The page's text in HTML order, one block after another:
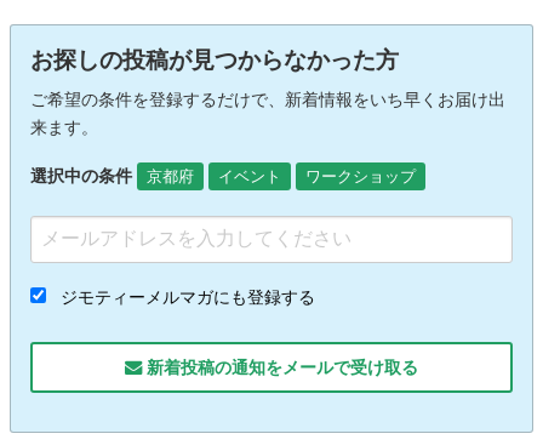
お探しの投稿が見つからなかった方
ご希望の条件を登録するだけで、新着情報をいち早くお届け出
来ます。
選択中の条件 京都府 イベント ワークショップ
ジモティーメルマガにも登録する
新着投稿の通知をメールで受け取る